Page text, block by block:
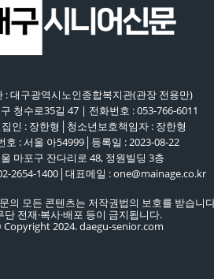
: 대구광역시노인종합복지관(관장 전용만)
청수로35길 47 | 전화번호 : 053-766-6011
집인 : 장한형│청소년보호책임자 : 장한형
호 : 서울 아54999│등록일 : 2023-08-22
마포구 잔다리로 48, 정원빌딩 3층
2654-1400│대표메일 : one@mainage.co.kr
의 모든 콘텐츠는 저작권법의 보호를 받습니
단 전재·복사·배포 등이 금지됩니다.
2024. daegu-senior.com